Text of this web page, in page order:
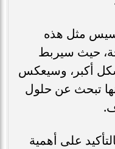
مثل هذه
حيث سيربط
أكبر، وسيعكس
تبحث عن حلول
على أهمية